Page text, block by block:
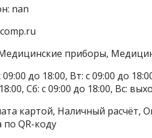
nan
приборы,
до 18:00, Вт: с 09:00 до
Сб: с 09:00 до 18:00, Вс:
картой, Наличный расчёт,
QR-коду